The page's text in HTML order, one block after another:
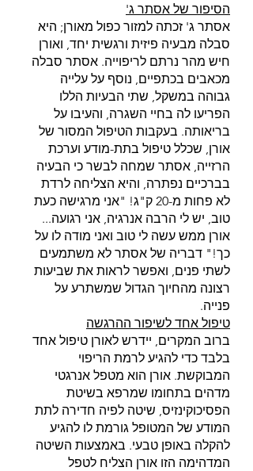
הסיפור של אסתר ג'
אסתר ג' זכתה למזור כפול מאורן; היא
סבלה מבעיה פיזית ורגשית יחד, ואורן
חיש מהר נרתם לריפוייה. אסתר סבלה
מכאבים בכתפיים, נוסף על עלייה
גבוהה במשקל, שתי הבעיות הללו
הפריעו לה בחיי השגרה, והעיבו על
בריאותה. בעקבות הטיפול המסור של
אורן, שכלל טיפול בתת-מודע וערכת
הרזייה, אסתר שמחה לבשר כי הבעיה
בברכיים נפתרה, והיא הצליחה לרדת
לא פחות מ-20 ק"ג! "אני מרגישה כעת
טוב, יש לי הרבה אנרגיה, אני רגועה...
אורן ממש עשה לי טוב ואני מודה לו על
כך!" דבריה של אסתר לא משתמעים
לשתי פנים, ואפשר לראות את שביעות
רצונה מהחיוך הגדול שמשתרע על
פנייה.
טיפול אחד לשיפור ההרגשה
ברוב המקרים, יידרש לאורן טיפול אחד
בלבד כדי להגיע לרמת הריפוי
המבוקשת. אורן הוא מטפל אנרגטי
מדהים בתחומו שמרפא בשיטת
הפסיכוקינזיס, שיטה לפיה חדירה לתת
המודע של המטופל גורמת לו להגיע
להקלה באופן טבעי. באמצעות השיטה
המדהימה הזו אורן הצליח לטפל